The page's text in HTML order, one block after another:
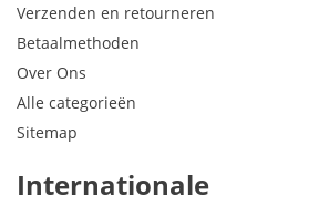
Verzenden en retourneren
Betaalmethoden
Over Ons
Alle categorieën
Sitemap
Internationale